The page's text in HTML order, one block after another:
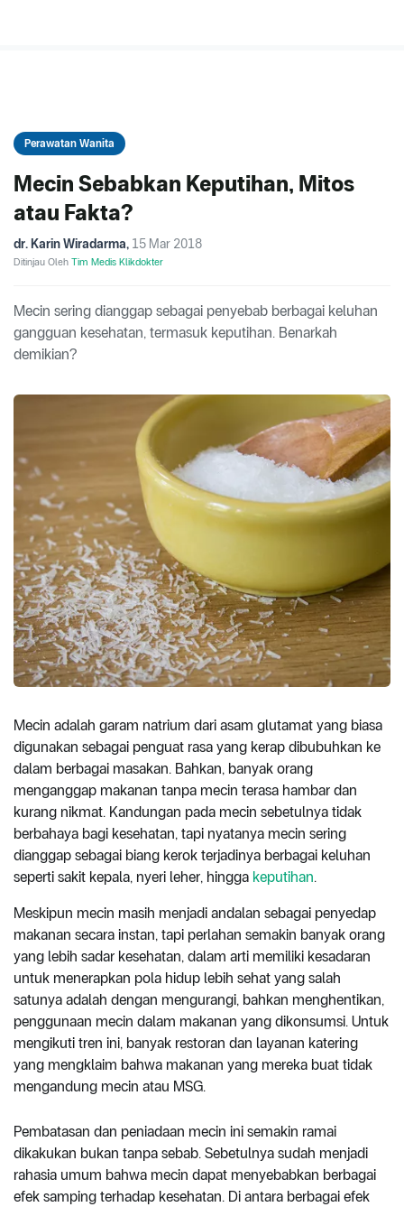
Perawatan Wanita
Mecin Sebabkan Keputihan, Mitos
atau Fakta?
dr. Karin Wiradarma, 15 Mar 2018
Ditinjau Oleh Tim Medis Klikdokter
Mecin sering dianggap sebagai penyebab berbagai keluhan
gangguan kesehatan, termasuk keputihan. Benarkah
demikian?
Mecin adalah garam natrium dari asam glutamat yang biasa
digunakan sebagai penguat rasa yang kerap dibubuhkan ke
dalam berbagai masakan. Bahkan, banyak orang
menganggap makanan tanpa mecin terasa hambar dan
kurang nikmat. Kandungan pada mecin sebetulnya tidak
berbahaya bagi kesehatan, tapi nyatanya mecin sering
dianggap sebagai biang kerok terjadinya berbagai keluhan
seperti sakit kepala, nyeri leher, hingga keputihan.
Meskipun mecin masih menjadi andalan sebagai penyedap
makanan secara instan, tapi perlahan semakin banyak orang
yang lebih sadar kesehatan, dalam arti memiliki kesadaran
untuk menerapkan pola hidup lebih sehat yang salah
satunya adalah dengan mengurangi, bahkan menghentikan,
penggunaan mecin dalam makanan yang dikonsumsi. Untuk
mengikuti tren ini, banyak restoran dan layanan katering
yang mengklaim bahwa makanan yang mereka buat tidak
mengandung mecin atau MSG.
Pembatasan dan peniadaan mecin ini semakin ramai
dikakukan bukan tanpa sebab. Sebetulnya sudah menjadi
rahasia umum bahwa mecin dapat menyebabkan berbagai
efek samping terhadap kesehatan. Di antara berbagai efek